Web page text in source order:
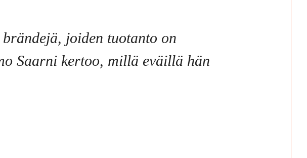
joiden tuotanto on
Saarni kertoo, millä eväillä hän